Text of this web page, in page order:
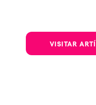
VISITAR